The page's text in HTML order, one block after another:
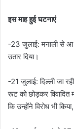
इस माह हुई घटनाएं
-23 जुलाई: मनाली से आ
उतार दिया।
-21 जुलाई: दिल्ली जा
रूट को छोड़कर विवादित
कि उन्होंने विरोध भी